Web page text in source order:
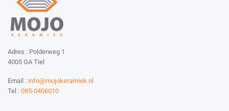
Adres : Polderweg 1
4005 GA Tiel
Email : info@mojokeramiek.nl
Tel : 085-0406010